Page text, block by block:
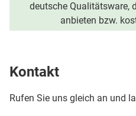
deutsche Qualitätsware,
anbieten bzw.
Kontakt
Rufen Sie uns gleich an und